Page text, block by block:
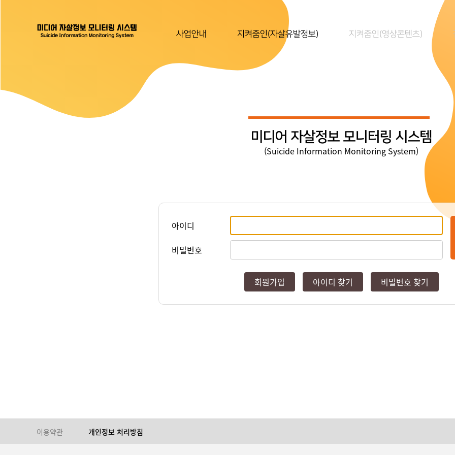
사업안내 지켜줌인(자살유발정보) 지켜줌인(영상콘텐츠)
미디어 자살정보 모니터링 시스템
(Suicide Information Monitoring System)
아이디
비밀번호
회원가입 아이디 찾기 비밀번호 찾기
이용약관 개인정보 처리방침